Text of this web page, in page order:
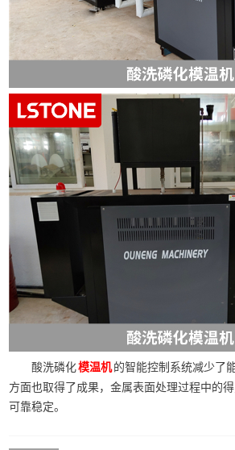
酸洗磷化模温机的智能控制系统减少了
方面也取得了成果，金属表面处理过程中的
可靠稳定。